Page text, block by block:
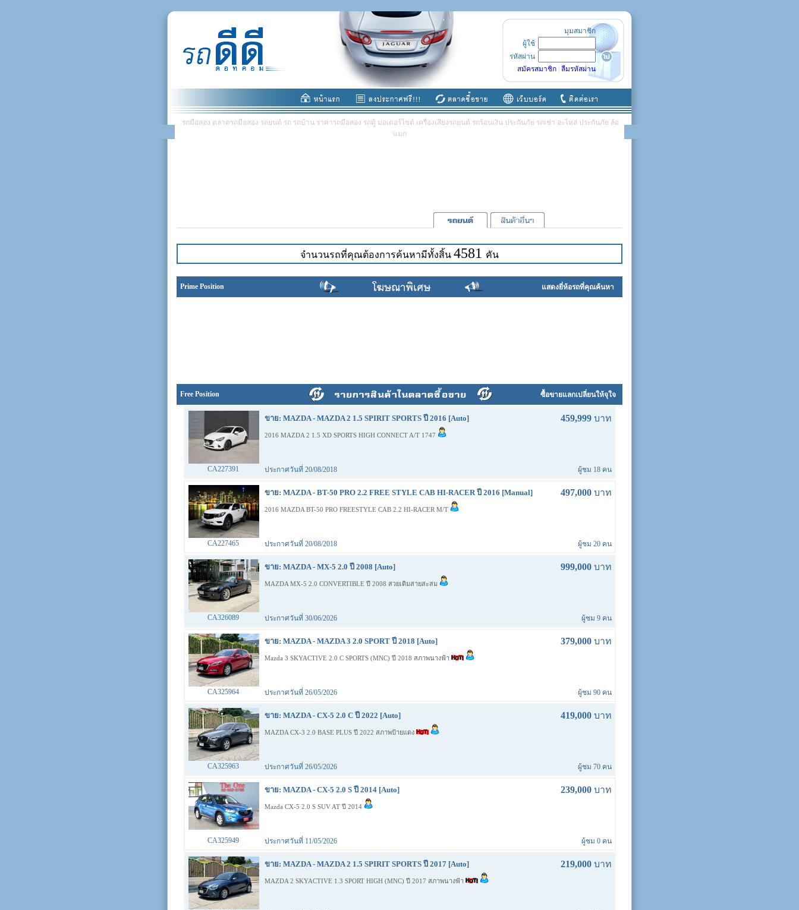
มุมสมาชิก
ผู้ใช้
รหัสผ่าน
สมัครสมาชิก ลืมรหัสผ่าน
รถมือสอง ตลาดรถมือสอง รถยนต์ รถ รถบ้าน ราคารถมือสอง รถตู้ มอเตอร์ไซต์ เครื่องเสียงรถยนต์ รถร้อนเงิน ประกันภัย รถเช่า อะไหล่ ประกันภัย ล้อ
แมก
จำนวนรถที่คุณต้องการค้นหามีทั้งสิ้น 4581 คัน
Prime Position แสดงยี่ห้อรถที่คุณค้นหา
Free Position ซื้อขายแลกเปลี่ยนให้จุใจ
ขาย: MAZDA - MAZDA 2 1.5 SPIRIT SPORTS ปี 2016 [Auto] 459,999บาท
2016 MAZDA 2 1.5 XD SPORTS HIGH CONNECT A/T 1747
CA227391 ประกาศวันที่ 20/08/2018 ผู้ชม 18 คน
ขาย: MAZDA - BT-50 PRO 2.2 FREE STYLE CAB HI-RACER ปี 2016 [Manual] 497,000บาท
2016 MAZDA BT-50 PRO FREESTYLE CAB 2.2 HI-RACER M/T
CA227465 ประกาศวันที่ 20/08/2018 ผู้ชม 20 คน
ขาย: MAZDA - MX-5 2.0 ปี 2008 [Auto] 999,000บาท
MAZDA MX-5 2.0 CONVERTIBLE ปี 2008 สวยเดิมสายสะสม
CA326089 ประกาศวันที่ 30/06/2026 ผู้ชม 9 คน
ขาย: MAZDA - MAZDA 3 2.0 SPORT ปี 2018 [Auto] 379,000บาท
Mazda 3 SKYACTIVE 2.0 C SPORTS (MNC) ปี 2018 สภาพนางฟ้า
CA325964 ประกาศวันที่ 26/05/2026 ผู้ชม 90 คน
ขาย: MAZDA - CX-5 2.0 C ปี 2022 [Auto] 419,000บาท
MAZDA CX-3 2.0 BASE PLUS ปี 2022 สภาพป้ายแดง
CA325963 ประกาศวันที่ 26/05/2026 ผู้ชม 70 คน
ขาย: MAZDA - CX-5 2.0 S ปี 2014 [Auto] 239,000บาท
Mazda CX-5 2.0 S SUV AT ปี 2014
CA325949 ประกาศวันที่ 11/05/2026 ผู้ชม 0 คน
ขาย: MAZDA - MAZDA 2 1.5 SPIRIT SPORTS ปี 2017 [Auto] 219,000บาท
MAZDA 2 SKYACTIVE 1.3 SPORT HIGH (MNC) ปี 2017 สภาพนางฟ้า